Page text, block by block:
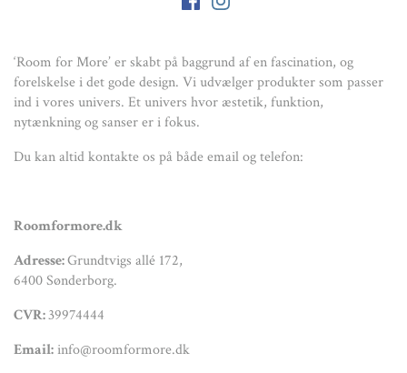
‘Room for More’ er skabt på baggrund af en fascination, og
forelskelse i det gode design. Vi udvælger produkter som passer
ind i vores univers. Et univers hvor æstetik, funktion,
nytænkning og sanser er i fokus.
Du kan altid kontakte os på både email og telefon:
Roomformore.dk
Adresse:Grundtvigs allé 172,
6400 Sønderborg.
CVR:39974444
Email:info@roomformore.dk